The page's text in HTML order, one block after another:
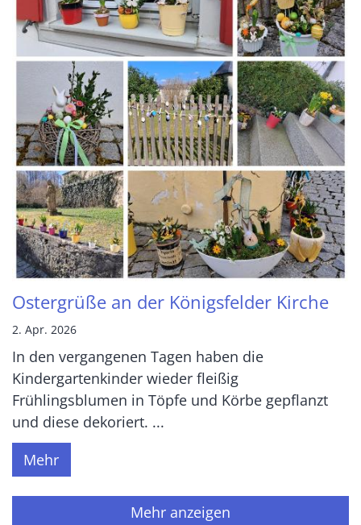
Ostergrüße an der Königsfelder Kirche
2. Apr. 2026
In den vergangenen Tagen haben die
Kindergartenkinder wieder fleißig
Frühlingsblumen in Töpfe und Körbe gepflanzt
und diese dekoriert. ...
Mehr
Mehr anzeigen